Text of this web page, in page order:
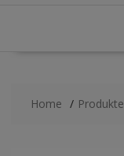
Home Produkte